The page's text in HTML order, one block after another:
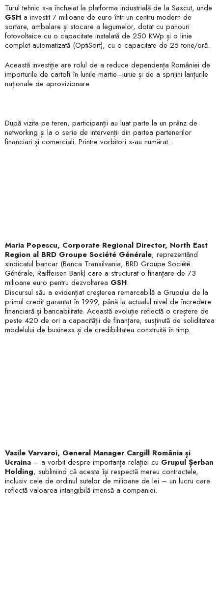
Turul tehnic s-a încheiat la platforma industrială de la Sascut, unde
GSH a investit 7 milioane de euro într-un centru modern de
sortare, ambalare și stocare a legumelor, dotat cu panouri
fotovoltaice cu o capacitate instalată de 250 KWp și o linie
complet automatizată (OptiSort), cu o capacitate de 25 tone/oră.
Această investiție are rolul de a reduce dependența României de
importurile de cartofi în lunile martie–iunie și de a sprijini lanțurile
naționale de aprovizionare.
După vizita pe teren, participanții au luat parte la un prânz de
networking și la o serie de intervenții din partea partenerilor
financiari și comerciali. Printre vorbitori s-au numărat:
Maria Popescu, Corporate Regional Director, North East
Region al BRD Groupe Société Générale, reprezentând
sindicatul bancar (Banca Transilvania, BRD Groupe Société
Générale, Raiffeisen Bank) care a structurat o finanțare de 73
milioane euro pentru dezvoltarea GSH.
Discursul său a evidențiat creșterea remarcabilă a Grupului de la
primul credit garantat în 1999, până la actualul nivel de încredere
financiară și bancabilitate. Această evoluție reflectă o creștere de
peste 420 de ori a capacității de finanțare, susținută de soliditatea
modelului de business și de credibilitatea construită în timp.
Vasile Varvaroi, General Manager Cargill România și
Ucraina – a vorbit despre importanța relației cu Grupul Șerban
Holding, subliniind că acesta își respectă mereu contractele,
inclusiv cele de ordinul sutelor de milioane de lei – un lucru care
reflectă valoarea intangibilă imensă a companiei.